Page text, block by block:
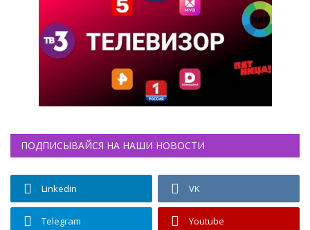
ПОДПИСЫВАЙСЯ НА НАШИ НОВОСТИ
Linkedin VK
Telegram Youtube